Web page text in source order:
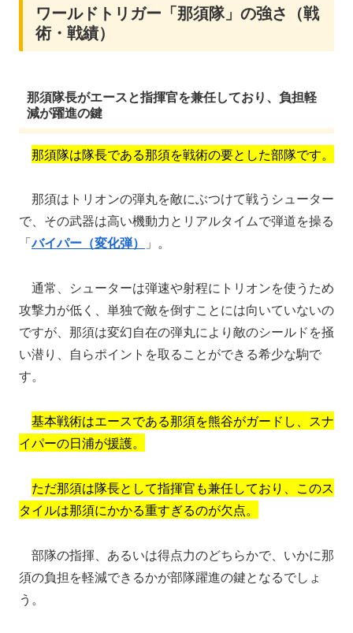
ワールドトリガー「那須隊」の強さ（戦
術・戦績）
那須隊長がエースと指揮官を兼任しており、負担軽
減が躍進の鍵
那須隊は隊長である那須を戦術の要とした部隊です。
那須はトリオンの弾丸を敵にぶつけて戦うシューター
で、その武器は高い機動力とリアルタイムで弾道を操る
「バイパー（変化弾） 」。
通常、シューターは弾速や射程にトリオンを使うため
攻撃力が低く、単独で敵を倒すことには向いていないの
ですが、那須は変幻自在の弾丸により敵のシールドを掻
い潜り、自らポイントを取ることができる希少な駒で
す。
基本戦術はエースである那須を熊谷がガードし、スナ
イパーの日浦が援護。
ただ那須は隊長として指揮官も兼任しており、このス
タイルは那須にかかる重すぎるのが欠点。
部隊の指揮、あるいは得点力のどちらかで、いかに那
須の負担を軽減できるかが部隊躍進の鍵となるでしょ
う。